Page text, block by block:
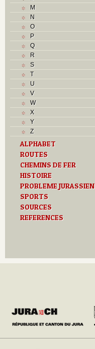
M
N
O
P
Q
R
S
T
U
V
W
X
Y
Z
ALPHABET
ROUTES
CHEMINS DE FER
HISTOIRE
PROBLEME JURASSIEN
SPORTS
SOURCES
REFERENCES